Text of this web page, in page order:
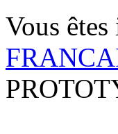
Vous